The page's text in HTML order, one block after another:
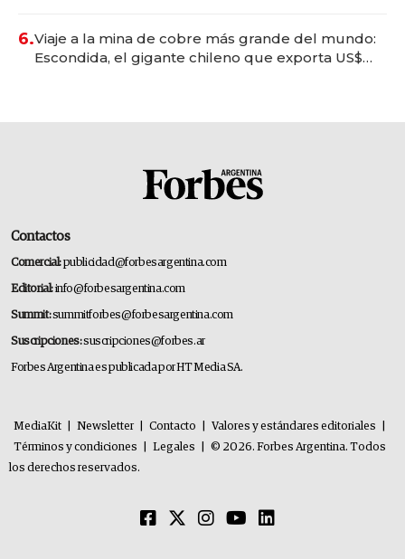
6.Viaje a la mina de cobre más grande del mundo:
Escondida, el gigante chileno que exporta US$
Contactos
Comercial:publicidad@forbesargentina.com
Editorial:info@forbesargentina.com
Summit:summitforbes@forbesargentina.com
Suscripciones:suscripciones@forbes.ar
Forbes Argentina es publicada por HT Media SA.
MediaKit Newsletter Contacto Valores y estándares editoriales
Términos y condiciones
Legales
© 2026. Forbes Argentina. Todos
los derechos reservados.